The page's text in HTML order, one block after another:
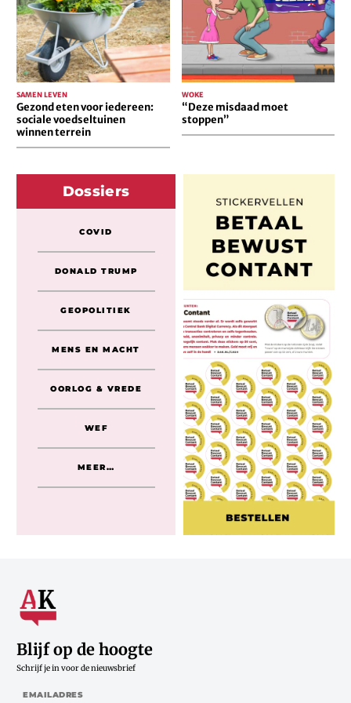
voedseltuinen
winnen
terrein
Gezond eten voor iedereen:
sociale voedseltuinen
winnen terrein
SAMEN LEVEN
“Deze misdaad moet
stoppen”
WOKE
Dossiers
COVID
DONALD TRUMP
GEOPOLITIEK
MENS EN MACHT
OORLOG & VREDE
WEF
MEER…
Blijf op de hoogte
Schrijf je in voor de nieuwsbrief